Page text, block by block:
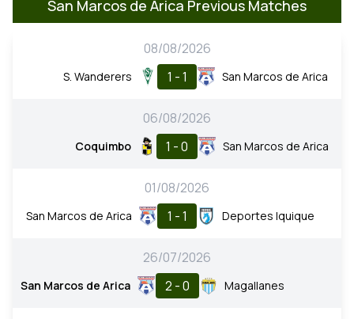
San Marcos de Arica Previous Matches
08/08/2026
S. Wanderers 1 - 1 San Marcos de Arica
06/08/2026
Coquimbo 1 - 0 San Marcos de Arica
01/08/2026
San Marcos de Arica 1 - 1 Deportes Iquique
26/07/2026
San Marcos de Arica 2 - 0 Magallanes